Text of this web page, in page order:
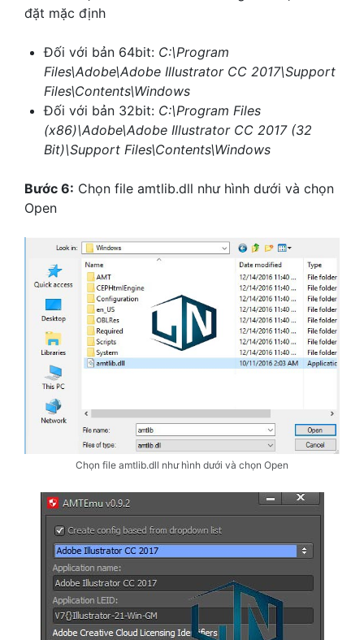
đặt mặc định
Đối với bản 64bit: C:\Program
Files\Adobe\Adobe Illustrator CC 2017\Support
Files\Contents\Windows
Đối với bản 32bit: C:\Program Files
(x86)\Adobe\Adobe Illustrator CC 2017 (32
Bit)\Support Files\Contents\Windows
Bước 6: Chọn file amtlib.dll như hình dưới và chọn
Open
Chọn file amtlib.dll như hình dưới và chọn Open